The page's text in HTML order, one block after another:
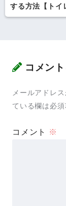
する方法【トイ
コメン
メールアドレ
ている欄は必
コメント ※